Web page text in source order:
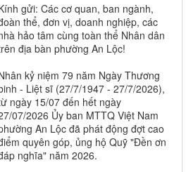
gửi: Các cơ quan, ban ngành,
thể, đơn vị, doanh nghiệp, các
hảo tâm cùng toàn thể Nhân dân
địa bàn phường An Lộc!
kỷ niệm 79 năm Ngày Thương
- Liệt sĩ (27/7/1947 - 27/7/2026),
ngày 15/07 đến hết ngày
07/2026 Ủy ban MTTQ Việt Nam
An Lộc đã phát động đợt cao
quyên góp, ủng hộ Quỹ "Đền ơn
nghĩa" năm 2026.